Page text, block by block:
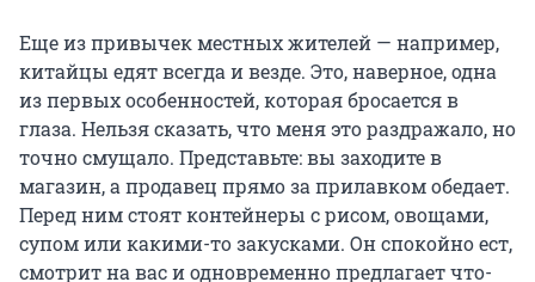
Еще из привычек местных жителей — например,
китайцы едят всегда и везде. Это, наверное, одна
из первых особенностей, которая бросается в
глаза. Нельзя сказать, что меня это раздражало, но
точно смущало. Представьте: вы заходите в
магазин, а продавец прямо за прилавком обедает.
Перед ним стоят контейнеры с рисом, овощами,
супом или какими-то закусками. Он спокойно ест,
смотрит на вас и одновременно предлагает что-